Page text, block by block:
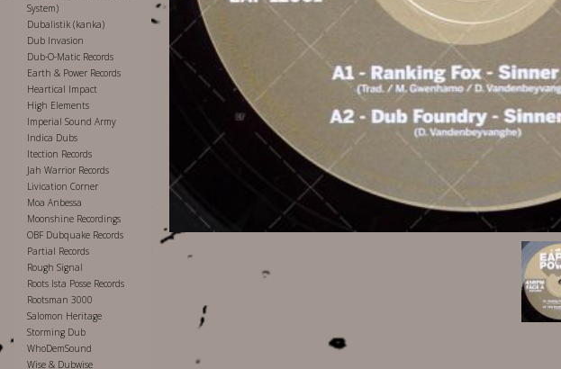
System)
Dubalistik (kanka)
Dub Invasion
Dub-O-Matic Records
Earth & Power Records
Heartical Impact
High Elements
Imperial Sound Army
Indica Dubs
Itection Records
Jah Warrior Records
Livication Corner
Moa Anbessa
Moonshine Recordings
OBF Dubquake Records
Partial Records
Rough Signal
Roots Ista Posse Records
Rootsman 3000
Salomon Heritage
Storming Dub
WhoDemSound
Wise & Dubwise